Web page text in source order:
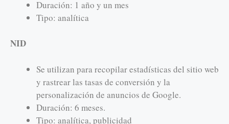
Duración: 1 año y un mes
Tipo: analítica
NID
Se utilizan para recopilar estadísticas del sitio web
y rastrear las tasas de conversión y la
personalización de anuncios de Google.
Duración: 6 meses.
Tipo: analítica, publicidad